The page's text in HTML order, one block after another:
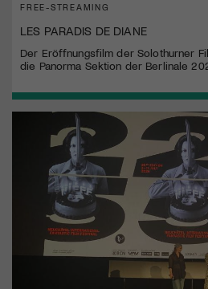
FREE-STREAMING
LES PARADIS DE DIANE
Der Eröffnungsfilm der Solothurner
die Panorma Sektion der Berlinale